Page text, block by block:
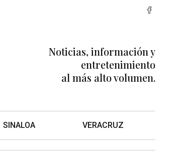
Noticias, información y
entretenimiento
al más alto volumen.
SINALOA VERACRUZ